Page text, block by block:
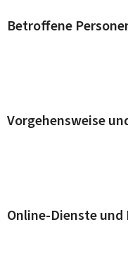
Betroffene
Vorgehensweise
Online-Dienste und